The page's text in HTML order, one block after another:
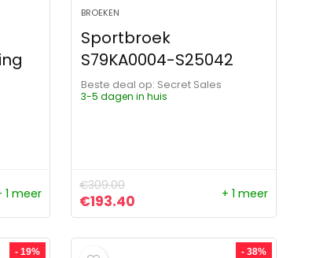
€530.99.
€281.00.
1 meer
BROEKEN
Sportbroek
S79KA0004-S25042
Beste deal op:
Secret Sales
3-5 dagen in huis
€309.00
Oorspronkelijke prijs was: €309.00.
€193.40 Huidige prijs is: €193.40.
+ 1 meer
- 19% - 38%